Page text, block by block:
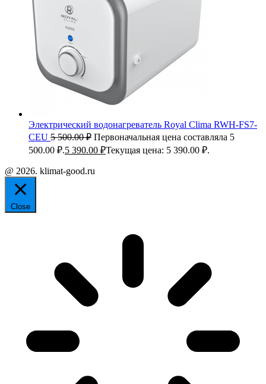
Электрический водонагреватель Royal Clima RWH-FS7-
CEU 5 500.00₽ Первоначальная цена составляла 5
500.00 ₽.5 390.00 ₽Текущая цена: 5 390.00 ₽.
@ 2026. klimat-good.ru
Close